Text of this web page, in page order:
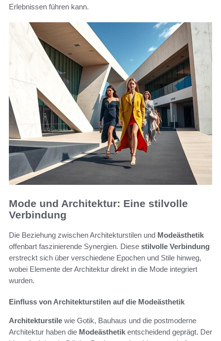
Erlebnissen führen kann.
Mode und Architektur: Eine stilvolle
Verbindung
Die Beziehung zwischen Architekturstilen und Modeästhetik
offenbart faszinierende Synergien. Diese stilvolle Verbindung
erstreckt sich über verschiedene Epochen und Stile hinweg,
wobei Elemente der Architektur direkt in die Mode integriert
wurden.
Einfluss von Architekturstilen auf die Modeästhetik
Architekturstile wie Gotik, Bauhaus und die postmoderne
Architektur haben die Modeästhetik entscheidend geprägt. Der